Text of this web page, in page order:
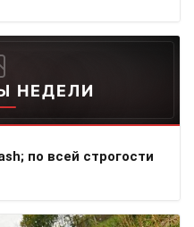
НЕДЕЛИ
по всей строгости